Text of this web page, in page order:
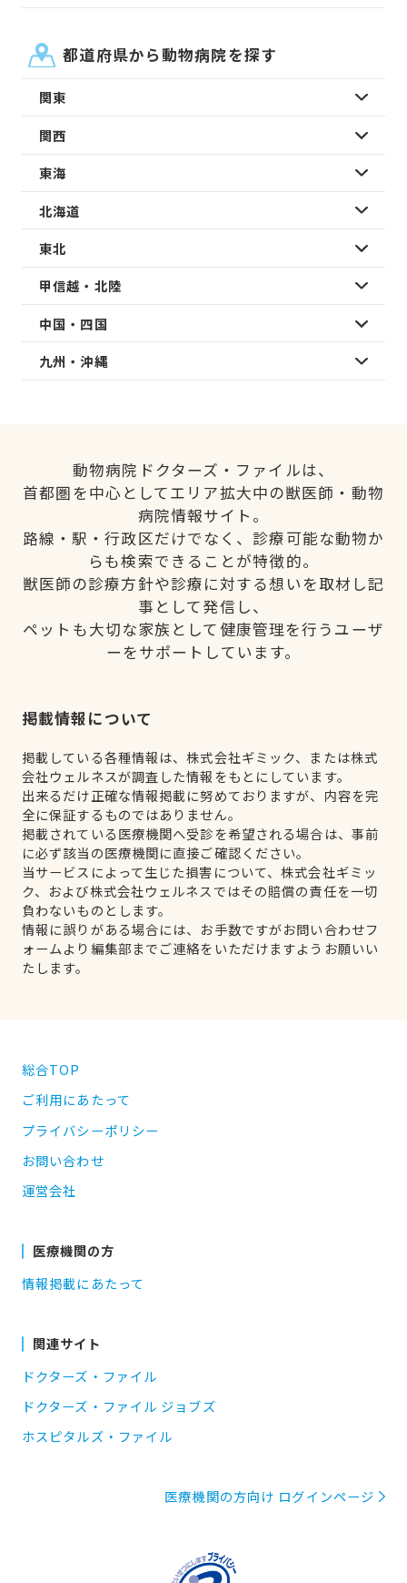
都道府県から動物病院を探す
関東
関西
東海
北海道
東北
甲信越・北陸
中国・四国
九州・沖縄
動物病院ドクターズ・ファイルは、
首都圏を中心としてエリア拡大中の獣医師・動物
病院情報サイト。
路線・駅・行政区だけでなく、診療可能な動物か
らも検索できることが特徴的。
獣医師の診療方針や診療に対する想いを取材し記
事として発信し、
ペットも大切な家族として健康管理を行うユーザ
ーをサポートしています。
掲載情報について
掲載している各種情報は、株式会社ギミック、または株式
会社ウェルネスが調査した情報をもとにしています。
出来るだけ正確な情報掲載に努めておりますが、内容を完
全に保証するものではありません。
掲載されている医療機関へ受診を希望される場合は、事前
に必ず該当の医療機関に直接ご確認ください。
当サービスによって生じた損害について、株式会社ギミッ
ク、および株式会社ウェルネスではその賠償の責任を一切
負わないものとします。
情報に誤りがある場合には、お手数ですがお問い合わせフ
ォームより編集部までご連絡をいただけますようお願いい
たします。
総合TOP
ご利用にあたって
プライバシーポリシー
お問い合わせ
運営会社
医療機関の方
情報掲載にあたって
関連サイト
ドクターズ・ファイル
ドクターズ・ファイル ジョブズ
ホスピタルズ・ファイル
医療機関の方向け ログインページ